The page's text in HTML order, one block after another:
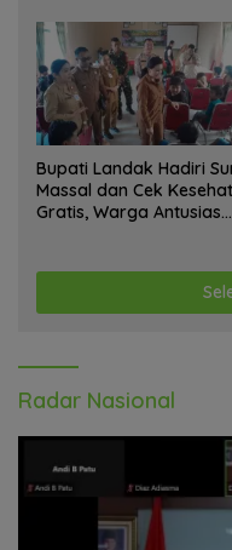
Tokoh Adat dan Lurah
Bupati Landak Hadiri
Massal dan Cek
Gratis, Warga Antusias
Radar Nasional